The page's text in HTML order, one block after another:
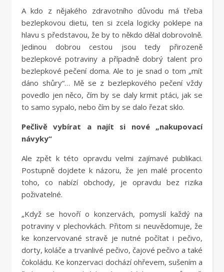
A kdo z nějakého zdravotního důvodu má třeba
bezlepkovou dietu, ten si zcela logicky poklepe na
hlavu s představou, že by to někdo dělal dobrovolně.
Jedinou dobrou cestou jsou tedy přirozeně
bezlepkové potraviny a případně dobrý talent pro
bezlepkové pečení doma. Ale to je snad o tom „mít
dáno shůry“… Mě se z bezlepkového pečení vždy
povedlo jen něco, čím by se daly krmit ptáci, jak se
to samo sypalo, nebo čím by se dalo řezat sklo.
Pečlivě vybírat a najít si nové „nakupovací
návyky“
Ale zpět k této opravdu velmi zajímavé publikaci.
Postupně dojdete k názoru, že jen malé procento
toho, co nabízí obchody, je opravdu bez rizika
poživatelné.
„Když se hovoří o konzervách, pomyslí každý na
potraviny v plechovkách. Přitom si neuvědomuje, že
ke konzervované stravě je nutné počítat i pečivo,
dorty, koláče a trvanlivé pečivo, čajové pečivo a také
čokoládu. Ke konzervaci dochází ohřevem, sušením a